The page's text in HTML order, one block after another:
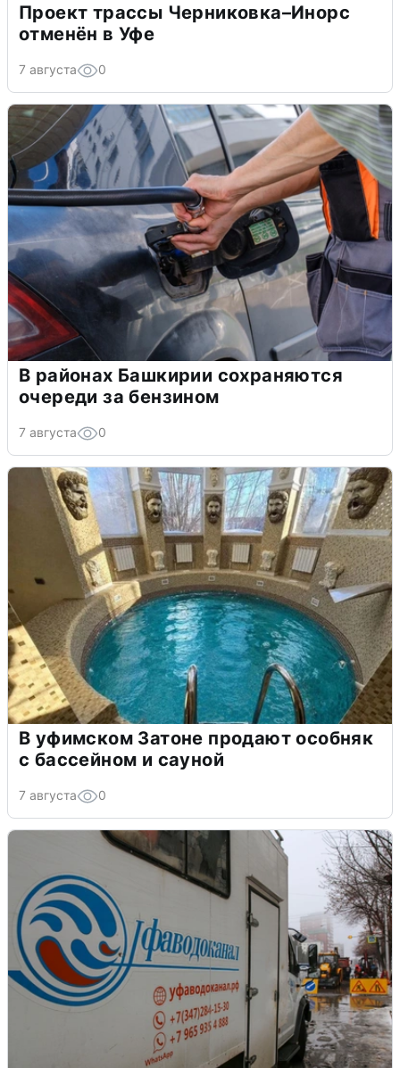
Проект трассы Черниковка–Инорс
отменён в Уфе
7 августа 0
В районах Башкирии сохраняются
очереди за бензином
7 августа 0
В уфимском Затоне продают особняк
с бассейном и сауной
7 августа 0